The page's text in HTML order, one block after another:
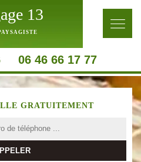
13
06 46 66 17 77
GRATUITEMENT